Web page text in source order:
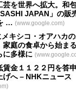
芸を世界へ拡大。和
JAPAN」の販
… (www.google.com)
キシコ・オアハカ
家庭の食卓から始ま
に多様に
賃金１１２２円を答
げへ – NHKニュース